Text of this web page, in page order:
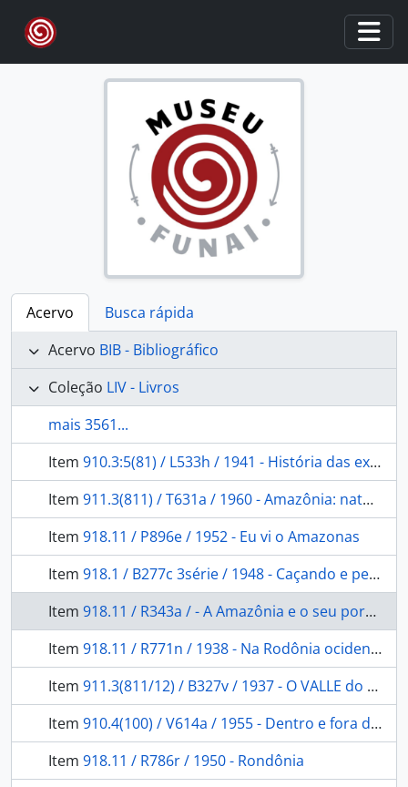
Skip to main content
Acervo
Busca rápida
Acervo BIB - Bibliográfico
Coleção LIV - Livros
mais 3561...
Item 910.3:5(81) / L533h / 1941 - História das expedições científicas no Brasil
Item 911.3(811) / T631a / 1960 - Amazônia: natureza, homem e tempo.
Item 918.11 / P896e / 1952 - Eu vi o Amazonas
Item 918.1 / B277c 3série / 1948 - Caçando e pescando por todo o Brasil: no planalto mineiro, no São Francisco, na Bahia.
Item 918.11 / R343a / - A Amazônia e o seu porvir: A Amazônia no passado e no presente, seu povoamento; o que tem sido e o que cumpre ser.
Item 918.11 / R771n / 1938 - Na Rodônia ocidental
Item 911.3(811/12) / B327v / 1937 - O VALLE do Amazonas: a livre navegação do Amazonas, estatística, producções, commercio, questões fiscaes do valle do Amazonas.
Item 910.4(100) / V614a / 1955 - Dentro e fora do Brasil: viagens.
Item 918.11 / R786r / 1950 - Rondônia